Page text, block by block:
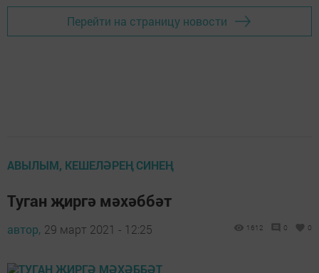
Перейти на страницу новости
АВЫЛЫМ, КЕШЕЛӘРЕҢ СИНЕҢ
Туган җиргә мәхәббәт
автор, 29 март 2021 - 12:25 1612 0 0